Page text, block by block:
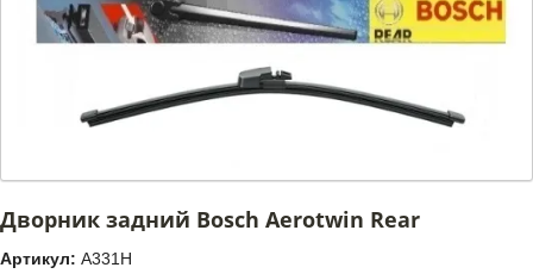
Дворник задний Bosch Aerotwin Rear
Артикул: A331H